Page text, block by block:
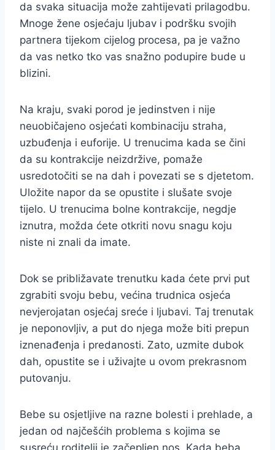
da svaka situacija može zahtijevati prilagodbu.
Mnoge žene osjećaju ljubav i podršku svojih
partnera tijekom cijelog procesa, pa je važno
da vas netko tko vas snažno podupire bude u
blizini.
Na kraju, svaki porod je jedinstven i nije
neuobičajeno osjećati kombinaciju straha,
uzbuđenja i euforije. U trenucima kada se čini
da su kontrakcije neizdržive, pomaže
usredotočiti se na dah i povezati se s djetetom.
Uložite napor da se opustite i slušate svoje
tijelo. U trenucima bolne kontrakcije, negdje
iznutra, možda ćete otkriti novu snagu koju
niste ni znali da imate.
Dok se približavate trenutku kada ćete prvi put
zgrabiti svoju bebu, većina trudnica osjeća
nevjerojatan osjećaj sreće i ljubavi. Taj trenutak
je neponovljiv, a put do njega može biti prepun
iznenađenja i predanosti. Zato, uzmite dubok
dah, opustite se i uživajte u ovom prekrasnom
putovanju.
Bebe su osjetljive na razne bolesti i prehlade, a
jedan od najčešćih problema s kojima se
susreću roditelji je začepljen nos. Kada beba